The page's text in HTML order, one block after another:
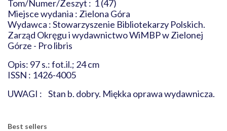
Tom/Numer/Zeszyt : 1 (47)
Miejsce wydania : Zielona Góra
Wydawca : Stowarzyszenie Bibliotekarzy Polskich.
Zarząd Okręgu i wydawnictwo WiMBP w Zielonej
Górze - Pro libris
Opis: 97 s.: fot.il.; 24 cm
ISSN : 1426-4005
UWAGI : Stan b. dobry. Miękka oprawa wydawnicza.
Best sellers